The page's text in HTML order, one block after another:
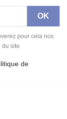
pour cela nos
du site.
de